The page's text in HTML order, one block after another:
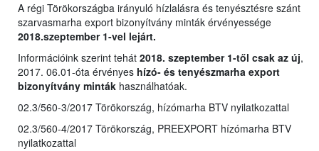
A régi Törökországba irányuló hízlalásra és tenyésztésre szánt
szarvasmarha export bizonyítvány minták érvényessége
2018.szeptember 1-vel lejárt.
Információink szerint tehát 2018. szeptember 1-től csak az új,
2017. 06.01-óta érvényes hízó- és tenyészmarha export
bizonyítvány minták használhatóak.
02.3/560-3/2017 Törökország, hízómarha BTV nyilatkozattal
02.3/560-4/2017 Törökország, PREEXPORT hízómarha BTV
nyilatkozattal